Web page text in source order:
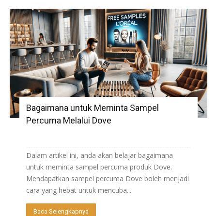
Bagaimana untuk Meminta Sampel
Percuma Melalui Dove
Dalam artikel ini, anda akan belajar bagaimana
untuk meminta sampel percuma produk Dove.
Mendapatkan sampel percuma Dove boleh menjadi
cara yang hebat untuk mencuba...
Baca Selengkapnya